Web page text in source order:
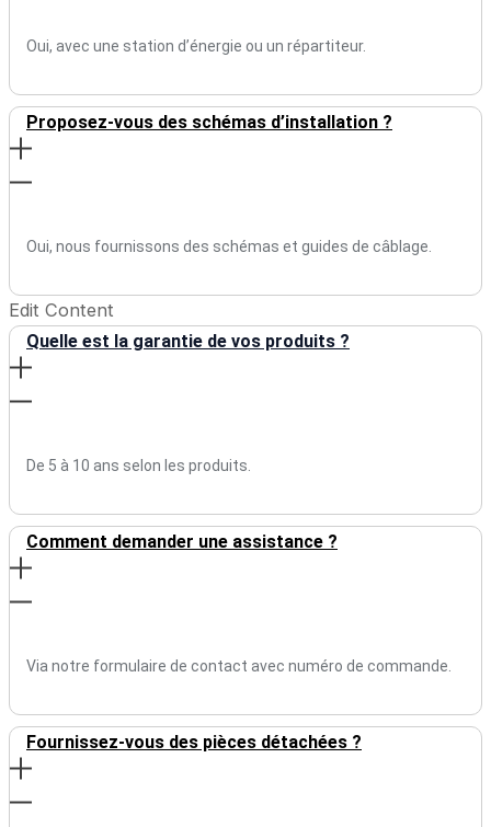
Oui, avec une station d’énergie ou un répartiteur.
Proposez-vous des schémas d’installation ?
Oui, nous fournissons des schémas et guides de câblage.
Edit Content
Quelle est la garantie de vos produits ?
De 5 à 10 ans selon les produits.
Comment demander une assistance ?
Via notre formulaire de contact avec numéro de commande.
Fournissez-vous des pièces détachées ?